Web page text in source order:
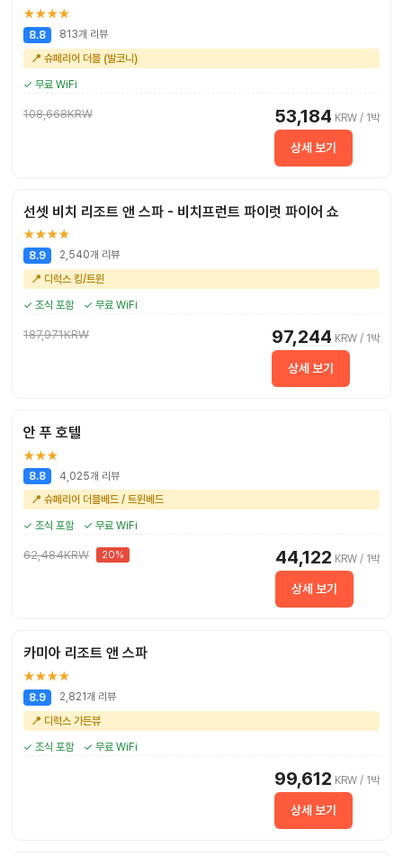
★★★★
8.8
813개 리뷰
📍 슈페리어 더블 (발코니)
✓ 무료 WiFi
108,668KRW 53,184 KRW / 1박
상세 보기
선셋 비치 리조트 앤 스파 - 비치프런트 파이럿 파이어 쇼
★★★★
8.9
2,540개 리뷰
📍 디럭스 킹/트윈
✓ 조식 포함 ✓ 무료 WiFi
187,971KRW 97,244 KRW / 1박
상세 보기
안 푸 호텔
★★★
8.8
4,025개 리뷰
📍 슈페리어 더블베드 / 트윈베드
✓ 조식 포함 ✓ 무료 WiFi
62,484KRW 20% 44,122 KRW / 1박
상세 보기
카미아 리조트 앤 스파
★★★★
8.9
2,821개 리뷰
📍 디럭스 가든뷰
✓ 조식 포함 ✓ 무료 WiFi
99,612 KRW / 1박
상세 보기